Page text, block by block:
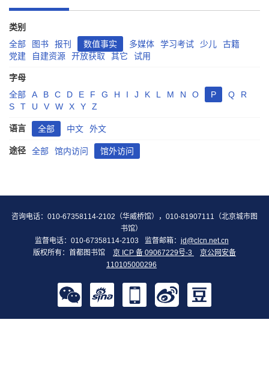
类别
全部
图书 报刊 数值事实 多媒体 学习考试 少儿
古籍
党建
自建资源 开放获取 其它 试用
字母
全部
A B C D E F G H I J K L M N O P Q
R
S
T U V W X Y Z
语言 全部 中文 外文
途径 全部 馆内访问 馆外访问
咨询电话：010-67358114-2102（华威桥馆），010-81907111（北京城市图
书馆）
监督电话：010-67358114-2103
监督邮箱： jd@clcn.net.cn
版权所有：首都图书馆
京 ICP 备 09067229号-3
京公网安备
110105000296